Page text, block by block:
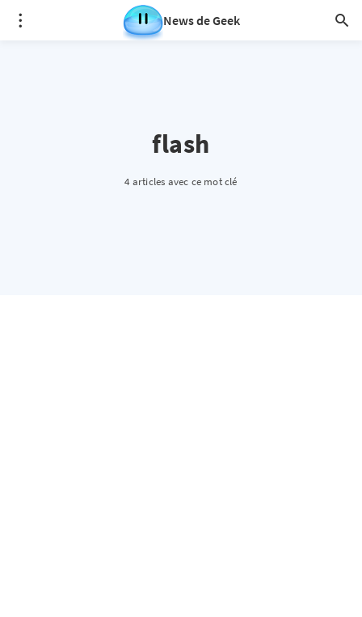
News de Geek
flash
4 articles avec ce mot clé